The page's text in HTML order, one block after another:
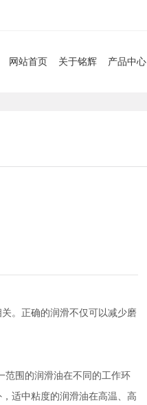
网站首页 关于铭辉 产品中心
。正确的润滑不仅可以减少磨
围的润滑油在不同的工作环
适中粘度的润滑油在高温、高